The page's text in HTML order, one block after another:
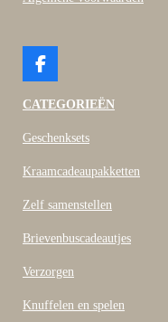
F
c
b
o
CATEGORIEËN
Geschenksets
Kraamcadeaupakketten
Zelf samenstellen
Brievenbuscadeautjes
Verzorgen
Knuffelen en spelen